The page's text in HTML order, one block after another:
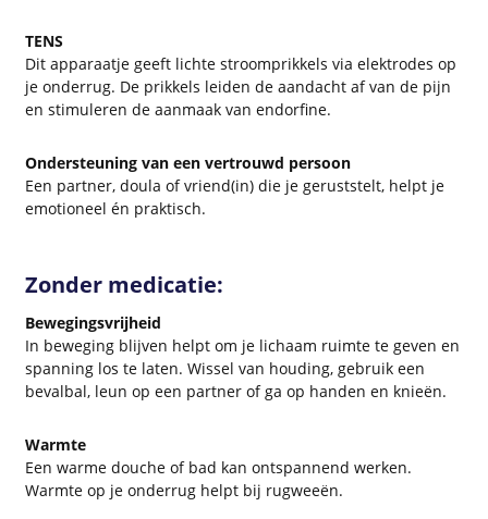
TENS
Dit apparaatje geeft lichte stroomprikkels via elektrodes op
je onderrug. De prikkels leiden de aandacht af van de pijn
en stimuleren de aanmaak van endorfine.
Ondersteuning van een vertrouwd persoon
Een partner, doula of vriend(in) die je geruststelt, helpt je
emotioneel én praktisch.
Zonder medicatie:
Bewegingsvrijheid
In beweging blijven helpt om je lichaam ruimte te geven en
spanning los te laten. Wissel van houding, gebruik een
bevalbal, leun op een partner of ga op handen en knieën.
Warmte
Een warme douche of bad kan ontspannend werken.
Warmte op je onderrug helpt bij rugweeën.